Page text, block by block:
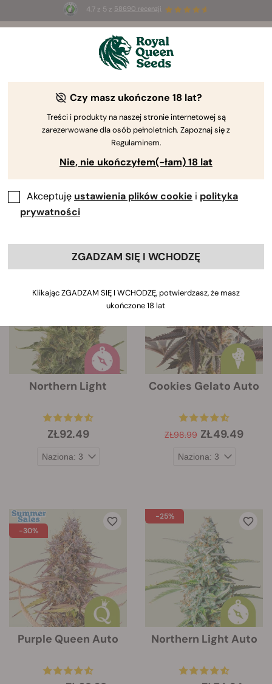
4.7 z 5 z 58690 recenzji
Summer Sales: do 50% zniżki
na wybrane produkty ⏤
Odmiany indica
Odmiany indica są łatwe w uprawie. Mają one zwartą
strukturę, która sprawia, że są idealne do małych
przestrzeni na zewnątrz i w pomieszczeniach.
Odkryj bogactwo smaków i efektów poniżej.
Sortuj według Filtry
Kiedy klikniesz link, poniżej zdjęcia
każdej odmiany pojawią się informacje
Northern Light
ZŁ92.49
Cookies Gelato Auto
ZŁ98.99 ZŁ49.49
-30%
Purple Queen Auto
-25%
Northern Light Auto
Czy masz ukończone 18 lat?
Treści i produkty na naszej stronie internetowej są
zarezerwowane dla osób pełnoletnich. Zapoznaj się z
Regulaminem.
Nie, nie ukończyłem(-łam) 18 lat
Akceptuję ustawienia plików cookie i polityka
prywatności
ZGADZAM SIĘ I WCHODZĘ
Klikając ZGADZAM SIĘ I WCHODZĘ, potwierdzasz, że masz
ukończone 18 lat